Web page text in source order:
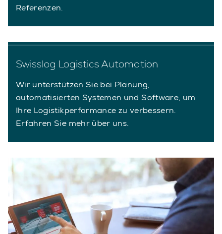
Referenzen.
Swisslog Logistics Automation
Wir unterstützen Sie bei Planung,
automatisierten Systemen und Software, um
Ihre Logistikperformance zu verbessern.
Erfahren Sie mehr über uns.